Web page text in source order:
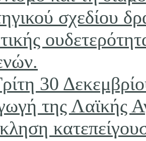
σχεδίου
30
της Λαϊκής